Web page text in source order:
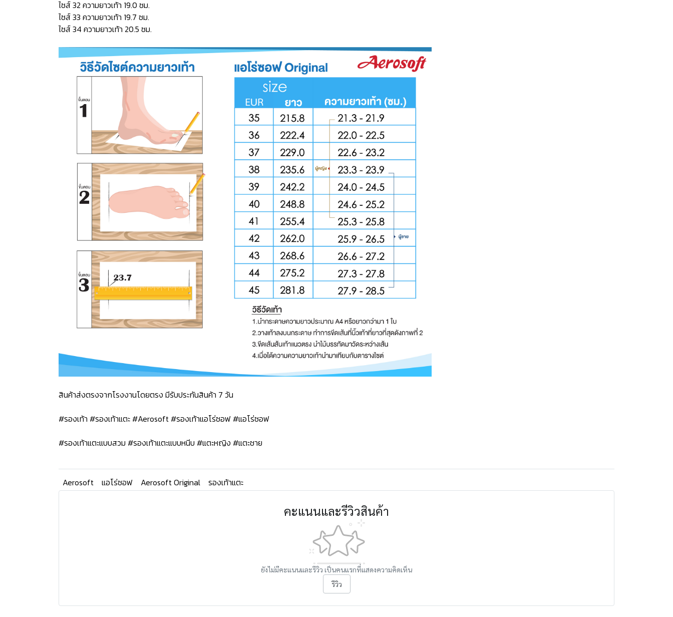
ไซส์ 32 ความยาวเท้า 19.0 ซม.
ไซส์ 33 ความยาวเท้า 19.7 ซม.
ไซส์ 34 ความยาวเท้า 20.5 ซม.
สินค้าส่งตรงจากโรงงานโดยตรง มีรับประกันสินค้า 7 วัน
#รองเท้า #รองเท้าแตะ #Aerosoft #รองเท้าแอโร่ซอฟ #แอโร่ซอฟ
#รองเท้าแตะแบบสวม #รองเท้าแตะแบบหนีบ #แตะหญิง #แตะชาย
Aerosoft แอโร่ซอฟ Aerosoft Original รองเท้าแตะ
คะแนนและรีวิวสินค้า
ยังไม่มีคะแนนและรีวิว เป็นคนแรกที่แสดงความคิดเห็น
รีวิว